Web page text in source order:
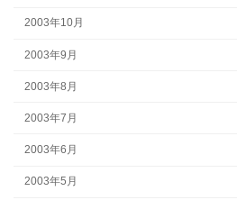
2003年10月
2003年9月
2003年8月
2003年7月
2003年6月
2003年5月